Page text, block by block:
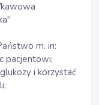
m. in:
pacjentowi;
i korzystać